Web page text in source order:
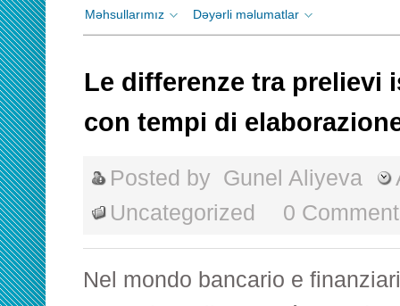
Məhsullarımız Dəyərli məlumatlar
Le differenze tra prelievi
con tempi di
Posted by Gunel Aliyeva
Uncategorized
0
Nel mondo bancario e